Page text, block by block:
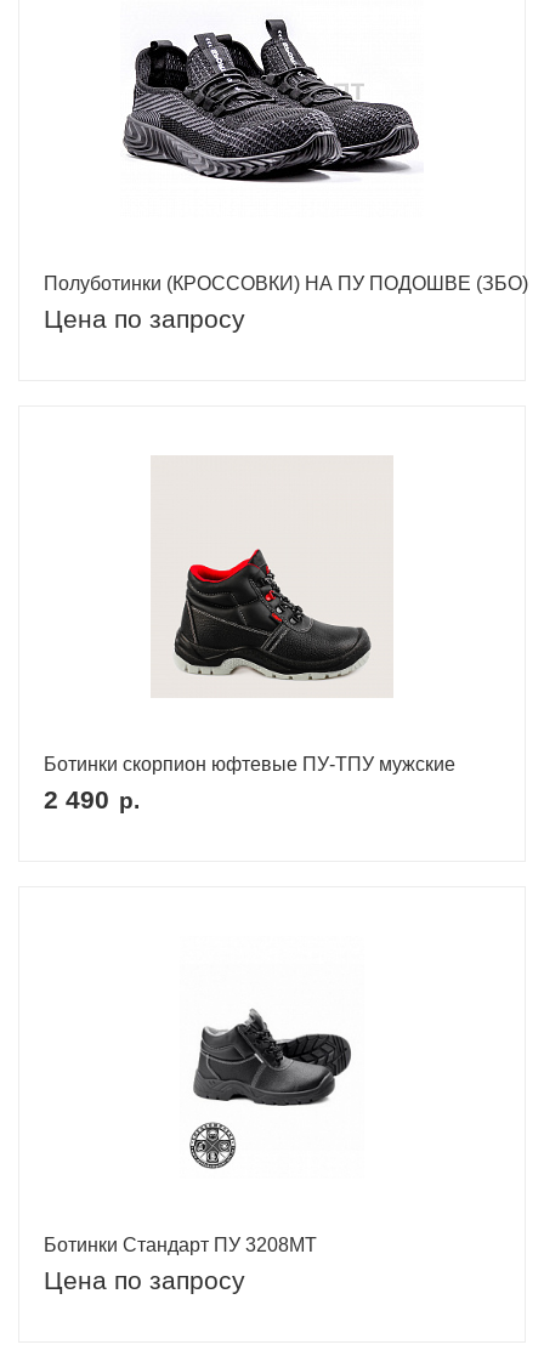
Полуботинки (КРОССОВКИ) НА ПУ ПОДОШВЕ (ЗБО)
Цена по запросу
Ботинки скорпион юфтевые ПУ-ТПУ мужские
2 490 р.
Ботинки Стандарт ПУ 3208МТ
Цена по запросу